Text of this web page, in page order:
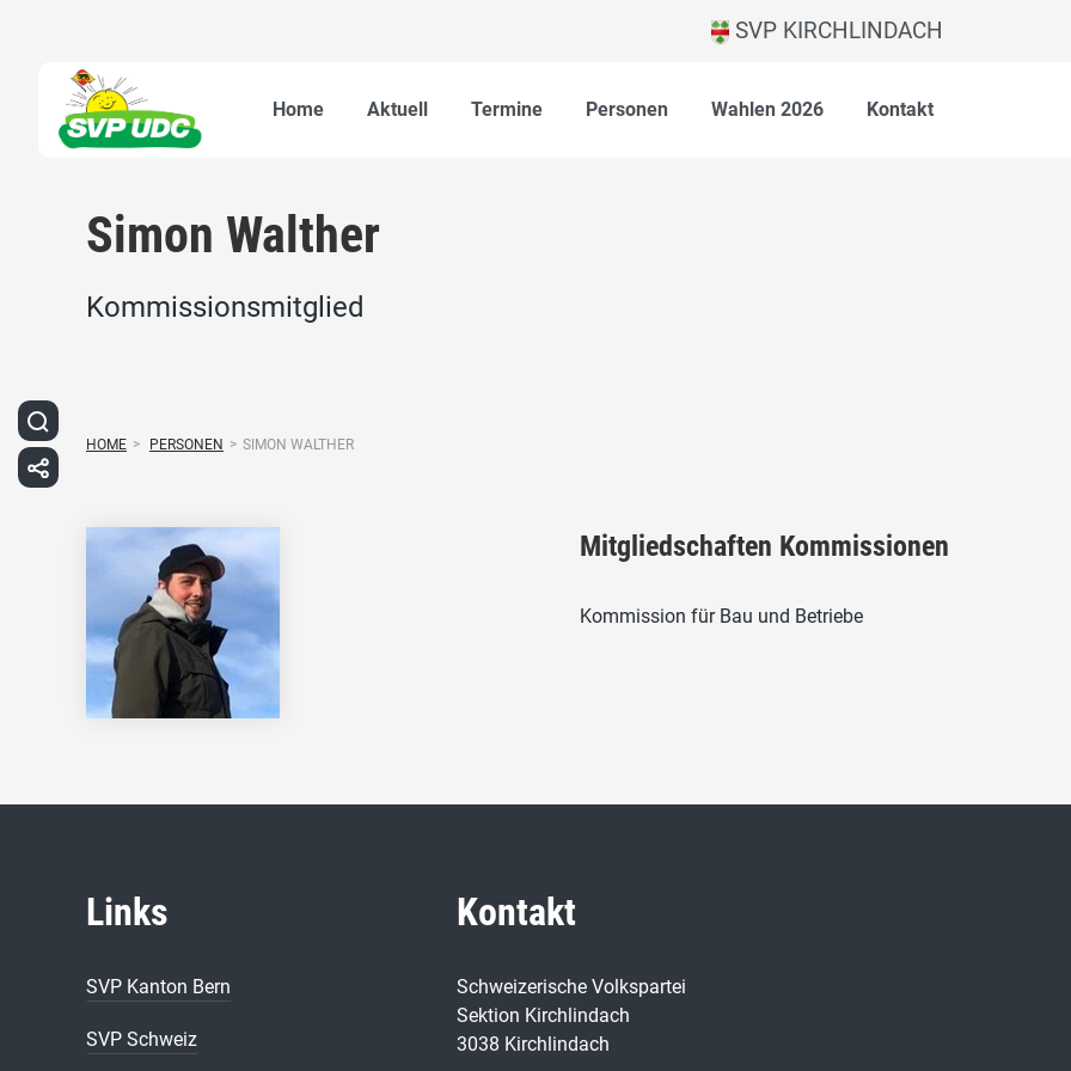
SVP KIRCHLINDACH
Home Aktuell Termine Personen Wahlen 2026 Kontakt
Simon Walther
Kommissionsmitglied
HOME > PERSONEN > SIMON WALTHER
Mitgliedschaften Kommissionen
Kommission für Bau und Betriebe
Links
SVP Kanton Bern
SVP Schweiz
Kontakt
Schweizerische Volkspartei
Sektion Kirchlindach
3038 Kirchlindach